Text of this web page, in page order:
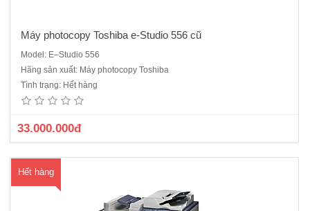
Máy photocopy Toshiba e-Studio 556 cũ
Model: E–Studio 556
Hãng sản xuất: Máy photocopy Toshiba
Tình trạng: Hết hàng
33.000.000đ
Hết hàng
Máy photocopy Toshiba E-Studio 600 sản xuất năm 2010 được dùng
trong các cửa hàng dịch vụ photocopy và công ty xây dựng, văn
phòng, nhà trường số lượng bản in lớnMáy kỹ thuật số, Laser trắng
đen , chức năng chính PhotocopyBộ(ARDF) & (Duplex) &nbs..